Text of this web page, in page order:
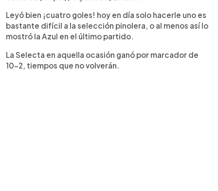
Leyó bien ¡cuatro goles! hoy en día solo hacerle uno es
bastante difícil a la selección pinolera, o al menos así lo
mostró la Azul en el último partido.
La Selecta en aquella ocasión ganó por marcador de
10-2, tiempos que no volverán.